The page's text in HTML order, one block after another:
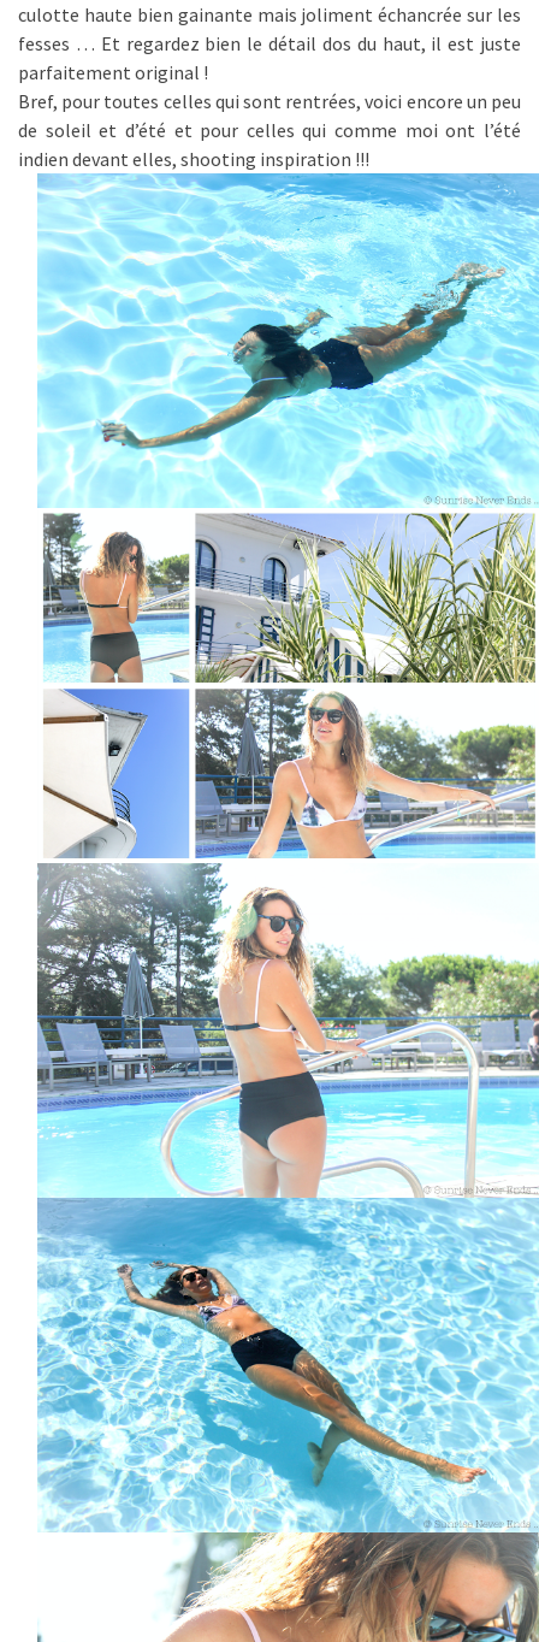
culotte haute bien gainante mais joliment échancrée sur les
fesses … Et regardez bien le détail dos du haut, il est juste
parfaitement original !
Bref, pour toutes celles qui sont rentrées, voici encore un peu
de soleil et d’été et pour celles qui comme moi ont l’été
indien devant elles, shooting inspiration !!!